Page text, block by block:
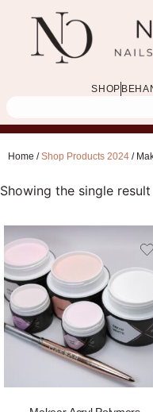
SHOP
Home /Shop Products 2024 /
Showing the single result